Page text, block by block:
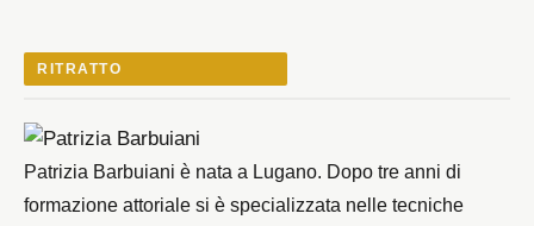
RITRATTO
Patrizia Barbuiani è nata a Lugano. Dopo tre anni di
formazione attoriale si è specializzata nelle tecniche